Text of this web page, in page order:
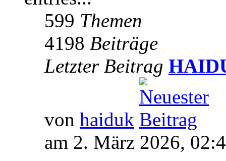
599 Themen
4198 Beiträge
Letzter Beitrag
von haiduk
am 2. März 2026,